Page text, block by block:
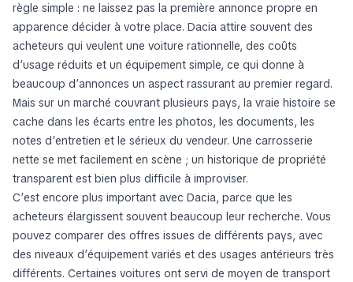
règle simple : ne laissez pas la première annonce propre en
apparence décider à votre place. Dacia attire souvent des
acheteurs qui veulent une voiture rationnelle, des coûts
d’usage réduits et un équipement simple, ce qui donne à
beaucoup d’annonces un aspect rassurant au premier regard.
Mais sur un marché couvrant plusieurs pays, la vraie histoire se
cache dans les écarts entre les photos, les documents, les
notes d’entretien et le sérieux du vendeur. Une carrosserie
nette se met facilement en scène ; un historique de propriété
transparent est bien plus difficile à improviser.
C’est encore plus important avec Dacia, parce que les
acheteurs élargissent souvent beaucoup leur recherche. Vous
pouvez comparer des offres issues de différents pays, avec
des niveaux d’équipement variés et des usages antérieurs très
différents. Certaines voitures ont servi de moyen de transport